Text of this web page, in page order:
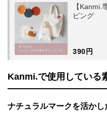
【Kanmi.
ピング
390円
Kanmi.で使用している
ナチュラルマークを活か